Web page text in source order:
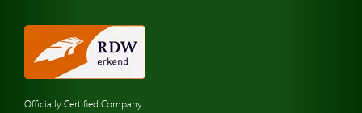
Classic cars Nederland
Officially Certified Company